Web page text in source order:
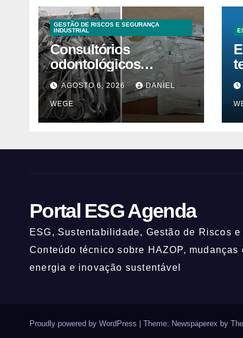
GESTÃO DE RISCOS E SEGURANÇA
INDUSTRIAL
Consultórios
odontológicos
interditados em
Campinas superam
2025
AGOSTO 6, 2026 DANIEL
WEGE
Portal ESG Agenda
ESG, Sustentabilidade, Gestão de Riscos e
Conteúdo técnico sobre HAZOP,
energia e inovação sustentável
Proudly powered by WordPress Theme: Newspaperex by